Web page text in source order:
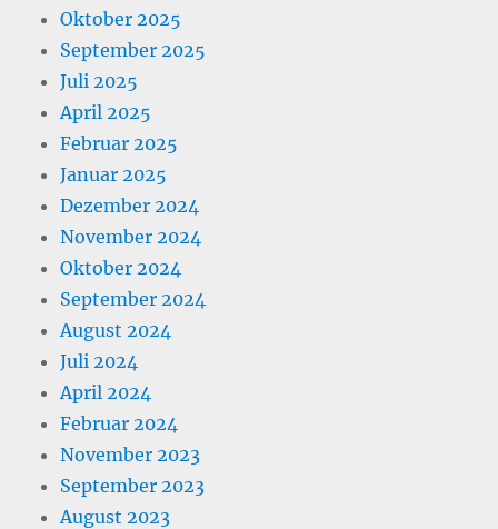
Oktober 2025
September 2025
Juli 2025
April 2025
Februar 2025
Januar 2025
Dezember 2024
November 2024
Oktober 2024
September 2024
August 2024
Juli 2024
April 2024
Februar 2024
November 2023
September 2023
August 2023